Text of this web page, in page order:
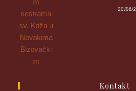
20/06/
Kontakt